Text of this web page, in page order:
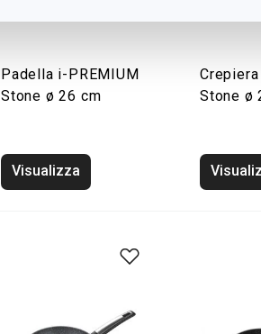
Padella i-PREMIUM
Stone ø 26 cm
Visualizza
Stone ø